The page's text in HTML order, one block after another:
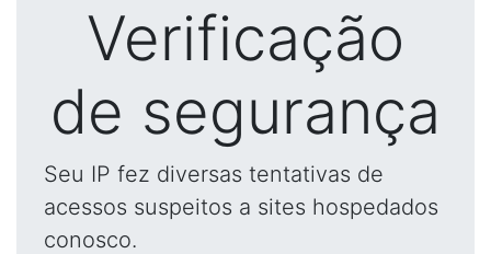
Verificação
de segurança
Seu IP fez diversas tentativas de
acessos suspeitos a sites hospedados
conosco.